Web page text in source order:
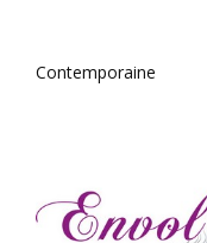
Contemporaine